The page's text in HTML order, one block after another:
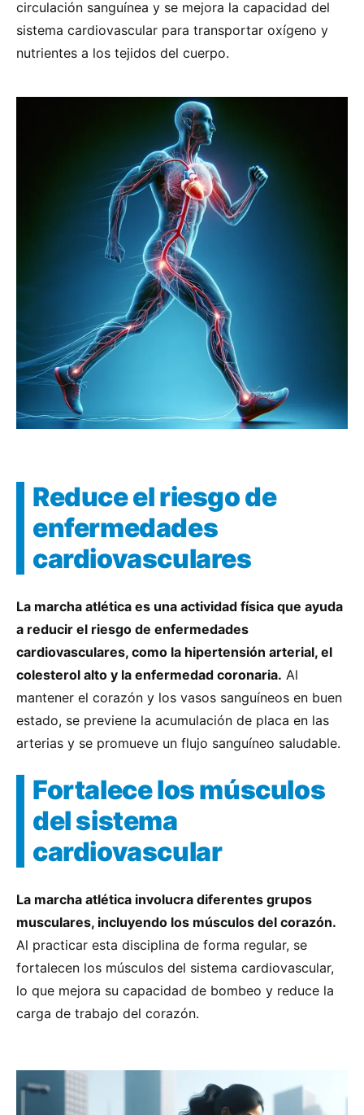
circulación sanguínea y se mejora la capacidad del
sistema cardiovascular para transportar oxígeno y
nutrientes a los tejidos del cuerpo.
Reduce el riesgo de
enfermedades
cardiovasculares
La marcha atlética es una actividad física que ayuda
a reducir el riesgo de enfermedades
cardiovasculares, como la hipertensión arterial, el
colesterol alto y la enfermedad coronaria. Al
mantener el corazón y los vasos sanguíneos en buen
estado, se previene la acumulación de placa en las
arterias y se promueve un flujo sanguíneo saludable.
Fortalece los músculos
del sistema
cardiovascular
La marcha atlética involucra diferentes grupos
musculares, incluyendo los músculos del corazón.
Al practicar esta disciplina de forma regular, se
fortalecen los músculos del sistema cardiovascular,
lo que mejora su capacidad de bombeo y reduce la
carga de trabajo del corazón.